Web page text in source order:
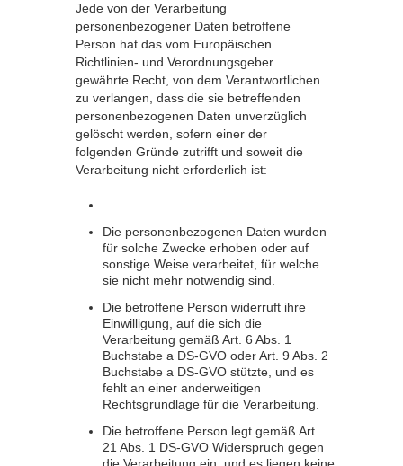
Jede von der Verarbeitung
personenbezogener Daten betroffene
Person hat das vom Europäischen
Richtlinien- und Verordnungsgeber
gewährte Recht, von dem Verantwortlichen
zu verlangen, dass die sie betreffenden
personenbezogenen Daten unverzüglich
gelöscht werden, sofern einer der
folgenden Gründe zutrifft und soweit die
Verarbeitung nicht erforderlich ist:
Die personenbezogenen Daten wurden
für solche Zwecke erhoben oder auf
sonstige Weise verarbeitet, für welche
sie nicht mehr notwendig sind.
Die betroffene Person widerruft ihre
Einwilligung, auf die sich die
Verarbeitung gemäß Art. 6 Abs. 1
Buchstabe a DS-GVO oder Art. 9 Abs. 2
Buchstabe a DS-GVO stützte, und es
fehlt an einer anderweitigen
Rechtsgrundlage für die Verarbeitung.
Die betroffene Person legt gemäß Art.
21 Abs. 1 DS-GVO Widerspruch gegen